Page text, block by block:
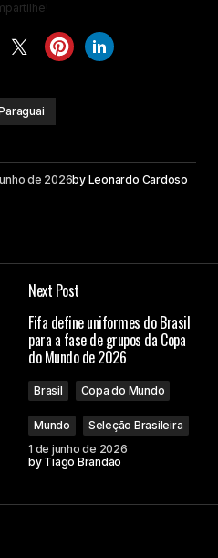
de 2026by Leonardo Cardoso
Next Post
Fifa define uniformes do Brasil
para a fase de grupos da Copa
do Mundo de 2026
Brasil Copa do Mundo
Mundo
Seleção Brasileira
1 de junho de 2026
by Tiago Brandão